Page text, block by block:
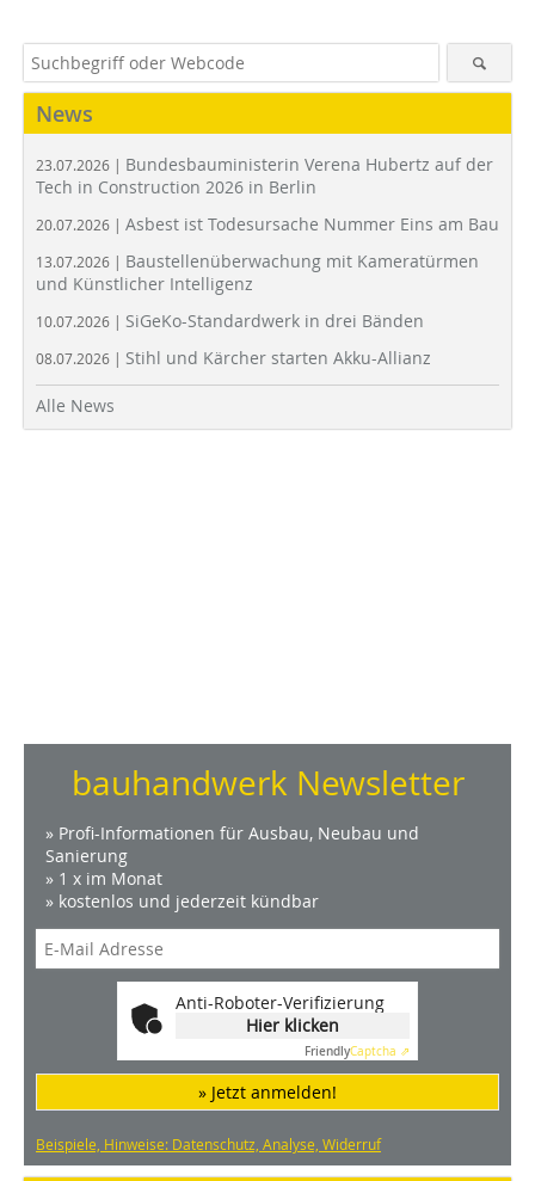
News
23.07.2026 | Bundesbauministerin Verena Hubertz auf der
Tech in Construction 2026 in Berlin
20.07.2026 | Asbest ist Todesursache Nummer Eins am Bau
13.07.2026 | Baustellenüberwachung mit Kameratürmen
und Künstlicher Intelligenz
10.07.2026 | SiGeKo-Standardwerk in drei Bänden
08.07.2026 | Stihl und Kärcher starten Akku-Allianz
Alle News
bauhandwerk Newsletter
» Profi-Informationen für Ausbau, Neubau und
Sanierung
» 1 x im Monat
» kostenlos und jederzeit kündbar
Anti-Roboter-Verifizierung
Hier klicken
FriendlyCaptcha ⇗
» Jetzt anmelden!
Beispiele, Hinweise: Datenschutz, Analyse, Widerruf